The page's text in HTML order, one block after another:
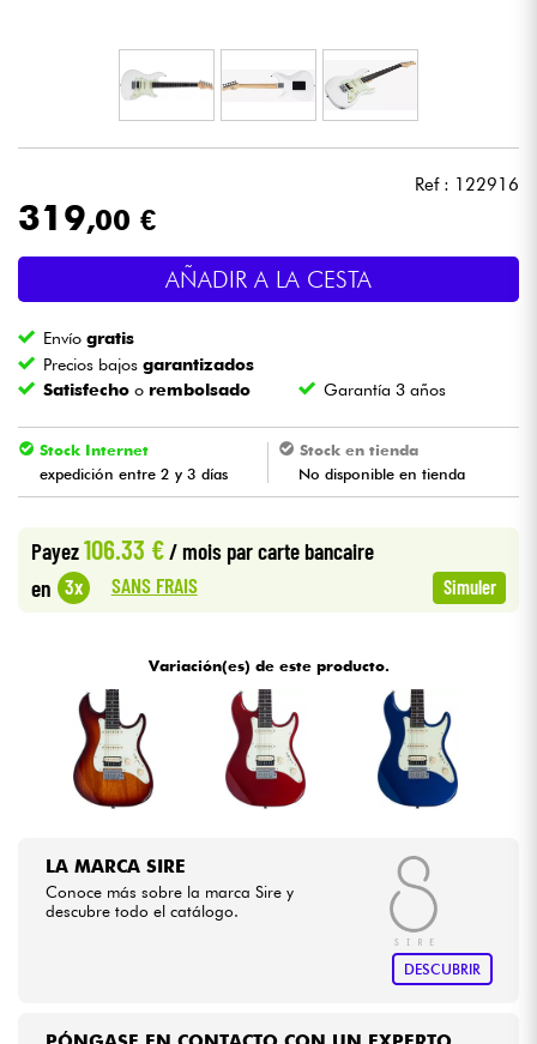
Micros
Luces
Vientos
Violines y cuarteto
Cables & Acces.
Bundle
Ver nuestras marcas
Ref : 122916
319,00 €
AÑADIR A LA CESTA
Envíogratis
Precios bajosgarantizados
Satisfecho o rembolsado Garantía 3 años
Stock Internet
expedición entre 2 y 3 días
Stock en tienda
No disponible en tienda
Payez106.33 €/ mois par carte bancaire
en 3x SANS FRAIS Simuler
Variación(es) de este producto.
LA MARCA SIRE
Conoce más sobre la marca Sire y
descubre todo el catálogo.
DESCUBRIR